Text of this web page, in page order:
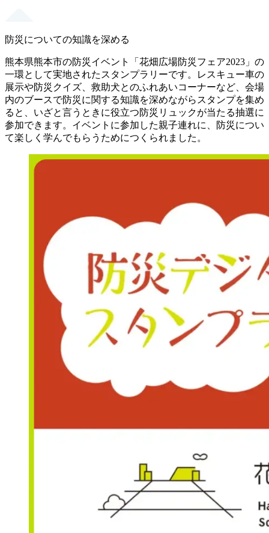
防災についての知識を深める
熊本県熊本市の防災イベント「花畑広場防災フェア2023」の
一環として実地されたスタンプラリーです。レスキュー車の
展示や防災クイズ、救助犬とのふれあいコーナーなど、会場
内のブースで防災に関する知識を深めながらスタンプを集め
ると、いざと言うときに役立つ防災リュックが当たる抽選に
参加できます。イベントに参加した親子連れに、防災につい
て楽しく学んでもらうためにつくられました。